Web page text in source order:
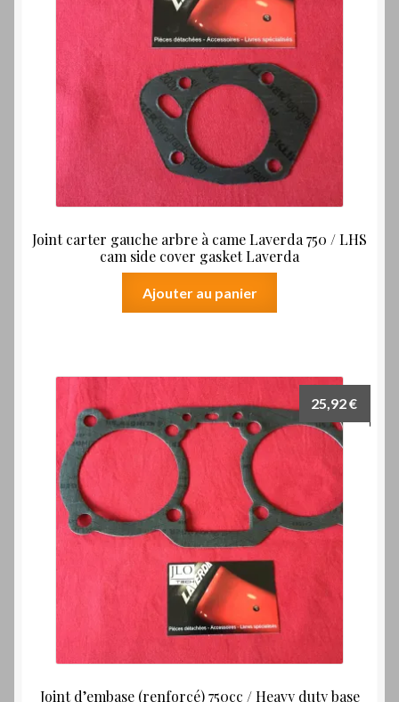
Joint carter gauche arbre à came Laverda 750 / LHS
cam side cover gasket Laverda
Ajouter au panier
Joint d’embase (renforcé) 750cc / Heavy duty base
25,92€